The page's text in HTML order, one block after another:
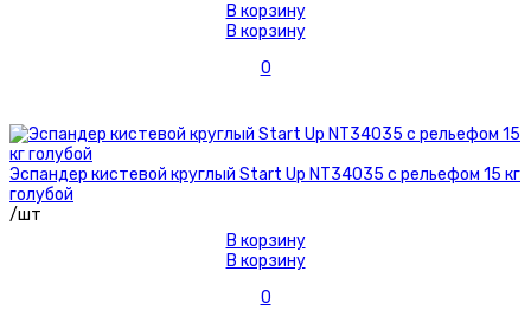
В корзину
В корзину
0
Эспандер кистевой круглый Start Up NT34035 с рельефом 15 кг
голубой
/шт
В корзину
В корзину
0